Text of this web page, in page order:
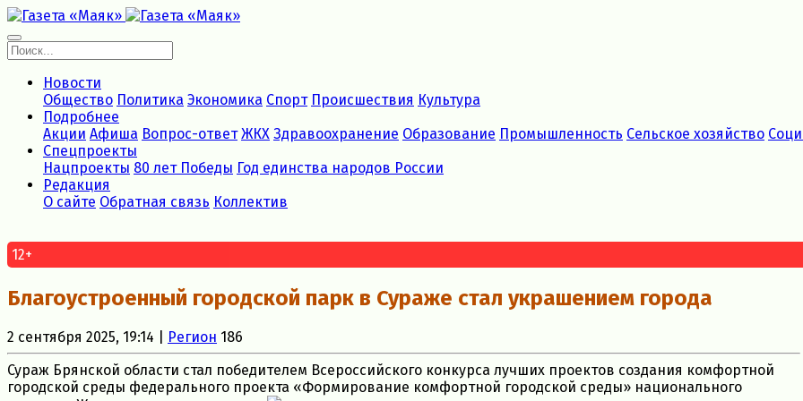
Новости
Общество Политика Экономика Спорт Происшествия Культура
Подробнее
Акции Афиша Вопрос-ответ ЖКХ Здравоохранение Образование Промышленность Сельское хозяйство
Спецпроекты
Нацпроекты 80 лет Победы Год единства народов России
Редакция
О сайте Обратная связь Коллектив
12+
Благоустроенный городской парк в Сураже стал украшением города
2 сентября 2025, 19:14 | Регион 186
Сураж Брянской области стал победителем Всероссийского конкурса лучших проектов создания комфортной
городской среды федерального проекта «Формирование комфортной городской среды» национального